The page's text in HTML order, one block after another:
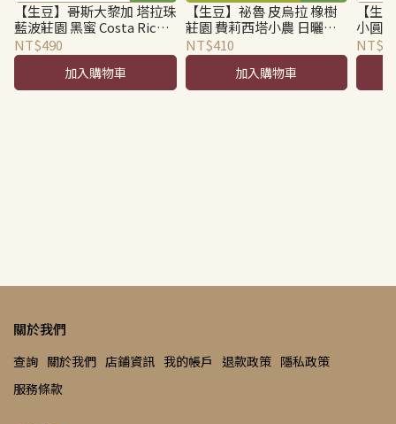
【生豆】哥斯大黎加 塔拉珠
藍波莊園 黑蜜 Costa Rica
Tarrazu Finca Gamboa
Micromill Black Honey
Green Coffee Beans
NT$490
加入購物車
【生豆】祕魯 皮烏拉 橡樹
莊園 費莉西塔小農 日曬
Peru Piura Los Robles
Felicita Zurita Natural
Green Beans
NT$410
加入購物車
【生
小圓
關於我們
查詢 關於我們 店鋪資訊 我的帳戶 退款政策 隱私政策
服務條款